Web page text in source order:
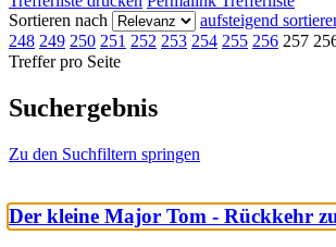
Sortieren nach
aufsteigend
248 249 250 251 252 253 254 255 256 257
Treffer pro Seite
Suchergebnis
Zu den Suchfiltern springen
Der kleine Major Tom - Rückkehr